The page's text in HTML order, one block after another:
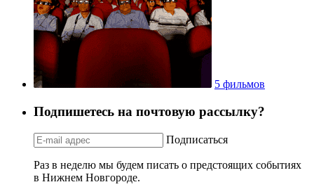
5 фильмов
Подпишетесь на почтовую рассылку?
Подписаться
Раз в неделю мы будем писать о предстоящих событиях
в Нижнем Новгороде.